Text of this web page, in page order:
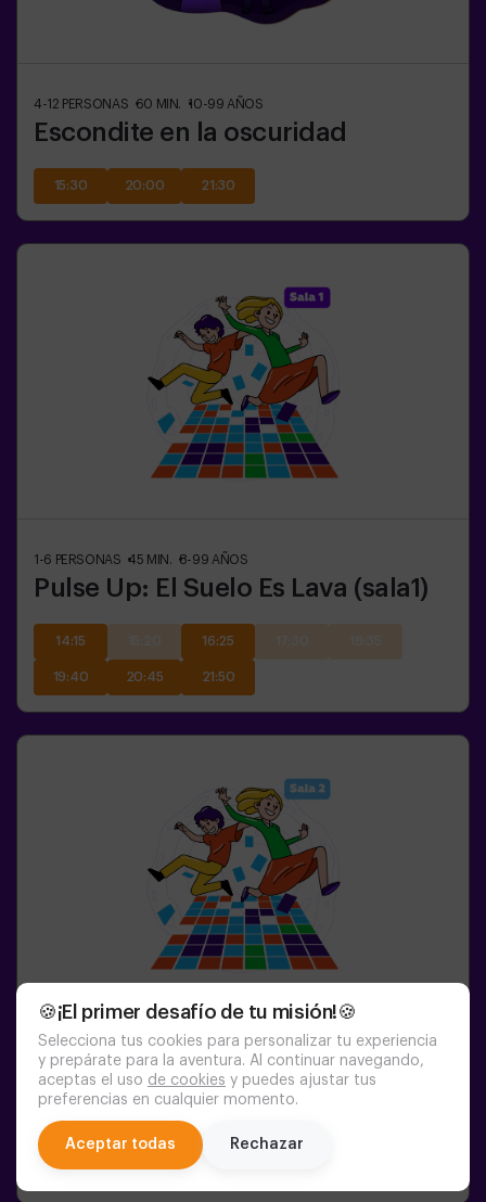
🍪¡El primer desafío de tu misión!🍪
Selecciona tus cookies para personalizar tu experiencia
y prepárate para la aventura. Al continuar navegando,
aceptas el uso de cookies y puedes ajustar tus
preferencias en cualquier momento.
Aceptar todas Rechazar
4-12 PERSONAS 60 MIN. 10-99 AÑOS
Escondite en la oscuridad
15:30 20:00 21:30
1-6 PERSONAS 45 MIN. 8-99 AÑOS
Pulse Up: El Suelo Es Lava (sala1)
14:15 16:25
19:40 20:45 21:50
PERSONAS MIN. AÑOS
Pulse Up: El Suelo Es Lava (sala 2)
19:40 20:45